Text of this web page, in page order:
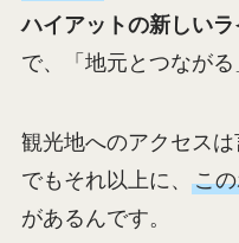
ハイアットの新しい
で、「地元とつながる
観光地へのアクセスは
でもそれ以上に、 こ
があるんです。